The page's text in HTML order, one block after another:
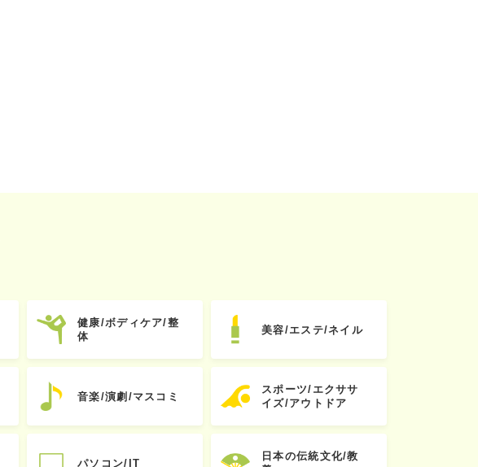
健康/ボディケア/整
体
美容/エステ/ネイル
音楽/演劇/マスコミ
スポーツ/エクササ
イズ/アウトドア
パソコン/IT
日本の伝統文化/教